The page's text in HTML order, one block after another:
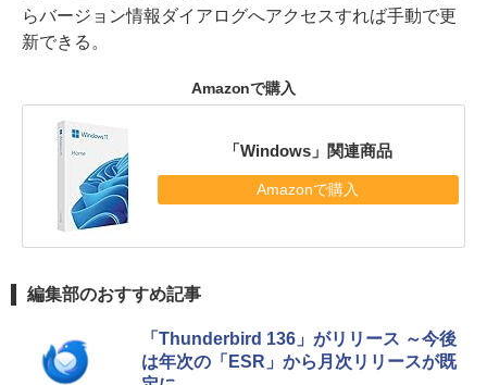
らバージョン情報ダイアログへアクセスすれば手動で更
新できる。
Amazonで購入
「Windows」関連商品
Amazonで購入
編集部のおすすめ記事
「Thunderbird 136」がリリース ～今後
は年次の「ESR」から月次リリースが既